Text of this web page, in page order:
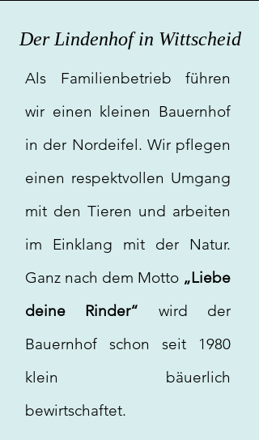
Der Lindenhof in Wittscheid
Als Familienbetrieb führen
wir einen kleinen Bauernhof
in der Nordeifel. Wir pflegen
einen respektvollen Umgang
mit den Tieren und arbeiten
im Einklang mit der Natur.
Ganz nach dem Motto „Liebe
deine Rinder“ wird der
Bauernhof schon seit 1980
klein bäuerlich
bewirtschaftet.